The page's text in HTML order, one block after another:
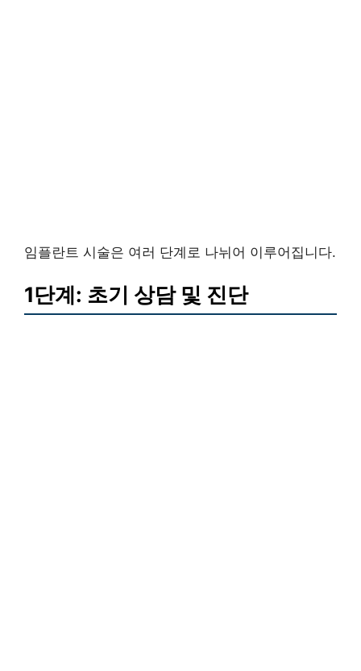
임플란트 시술은 여러 단계로 나뉘어 이루어집니다.
1단계: 초기 상담 및 진단